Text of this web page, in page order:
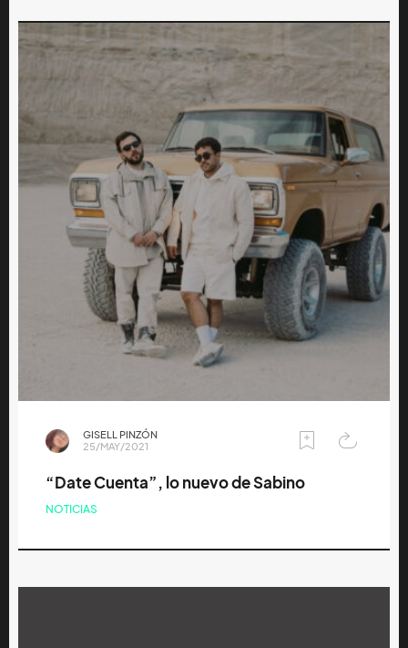
GISELL PINZÓN
25/MAY/2021
“Date Cuenta”, lo nuevo de Sabino
NOTICIAS